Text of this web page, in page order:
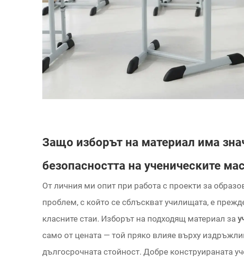
Защо изборът на материал има
безопасността на ученическите
От личния ми опит при работа с проекти за
проблем, с който се сблъскват училищата, е
класните стаи. Изборът на подходящ материал за
само от цената — той пряко влияе върху
дългосрочната стойност. Добре конструираната